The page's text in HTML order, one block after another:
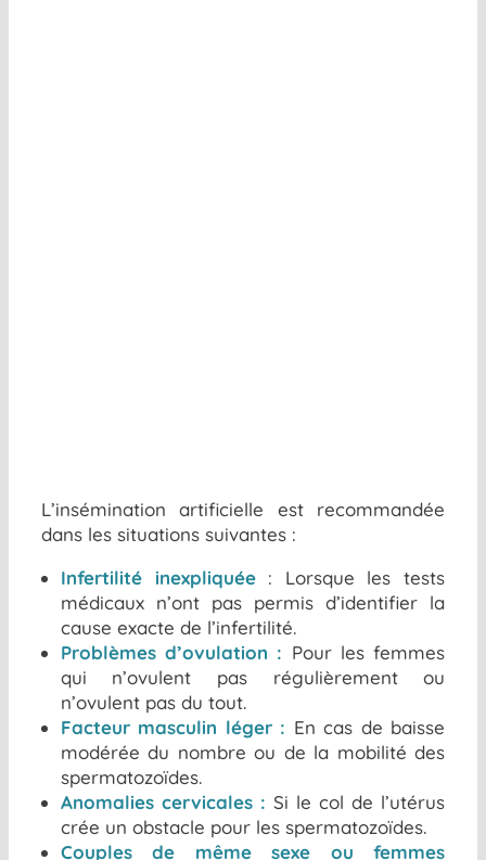
L’insémination artificielle est recommandée
dans les situations suivantes :
Infertilité inexpliquée : Lorsque les tests
médicaux n’ont pas permis d’identifier la
cause exacte de l’infertilité.
Problèmes d’ovulation : Pour les femmes
qui n’ovulent pas régulièrement ou
n’ovulent pas du tout.
Facteur masculin léger : En cas de baisse
modérée du nombre ou de la mobilité des
spermatozoïdes.
Anomalies cervicales : Si le col de l’utérus
crée un obstacle pour les spermatozoïdes.
Couples de même sexe ou femmes